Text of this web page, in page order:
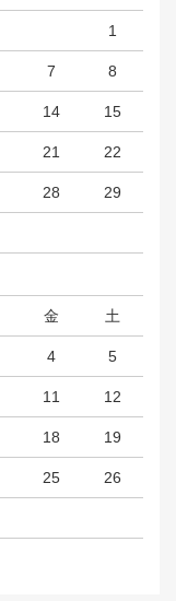
1
7 8
14 15
21 22
28 29
金 土
4 5
11 12
18 19
25 26